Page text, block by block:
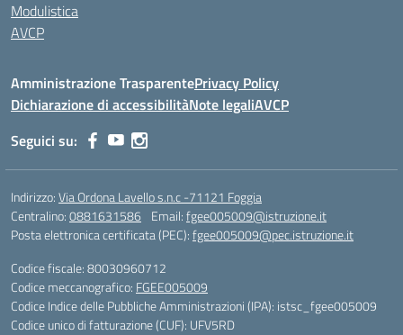
Modulistica
AVCP
Amministrazione TrasparentePrivacy Policy
Dichiarazione di accessibilitàNote legaliAVCP
Seguici su:
Indirizzo:Via Ordona Lavello s.n.c -71121 Foggia
Centralino:0881631586 Email:fgee005009@istruzione.it
Posta elettronica certificata (PEC):fgee005009@pec.istruzione.it
Codice fiscale: 80030960712
Codice meccanografico: FGEE005009
Codice Indice delle Pubbliche Amministrazioni (IPA): istsc_fgee005009
Codice unico di fatturazione (CUF): UFV5RD